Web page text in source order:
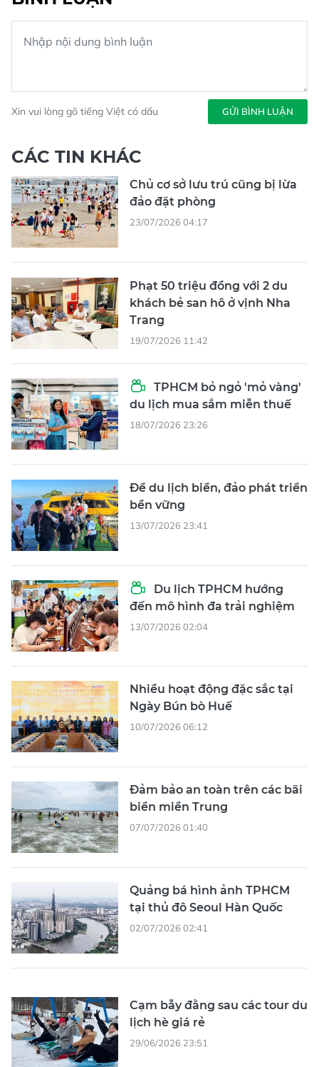
Xin vui lòng gõ tiếng Việt có dấu GỬI BÌNH LUẬN
CÁC TIN KHÁC
Chủ cơ sở lưu trú cũng bị lừa
đảo đặt phòng
23/07/2026 04:17
Phạt 50 triệu đồng với 2 du
khách bẻ san hô ở vịnh Nha
Trang
19/07/2026 11:42
TPHCM bỏ ngỏ 'mỏ vàng'
du lịch mua sắm miễn thuế
18/07/2026 23:26
Để du lịch biển, đảo phát triển
bền vững
13/07/2026 23:41
Du lịch TPHCM hướng
đến mô hình đa trải nghiệm
13/07/2026 02:04
Nhiều hoạt động đặc sắc tại
Ngày Bún bò Huế
10/07/2026 06:12
Đảm bảo an toàn trên các bãi
biển miền Trung
07/07/2026 01:40
Quảng bá hình ảnh TPHCM
tại thủ đô Seoul Hàn Quốc
02/07/2026 02:41
Cạm bẫy đằng sau các tour du
lịch hè giá rẻ
29/06/2026 23:51